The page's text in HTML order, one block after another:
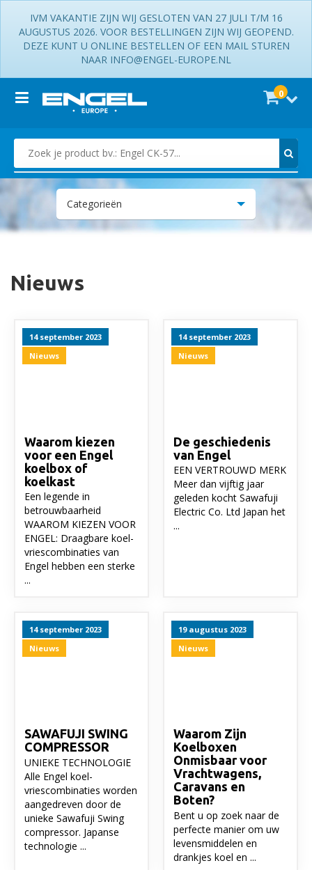
IVM VAKANTIE ZIJN WIJ GESLOTEN VAN 27 JULI T/M 16
AUGUSTUS 2026. VOOR BESTELLINGEN ZIJN WIJ GEOPEND.
DEZE KUNT U ONLINE BESTELLEN OF EEN MAIL STUREN
NAAR INFO@ENGEL-EUROPE.NL
0
Zoek je product bv.: Engel CK-57...
Categorieën
Accessoires
Koelkasten
Nieuws
Waarom kiezen
voor een Engel
koelbox of
koelkast
Een legende in
betrouwbaarheid
WAAROM KIEZEN VOOR
ENGEL: Draagbare koel-
vriescombinaties van
Engel hebben een sterke
...
14 september 2023
Nieuws
De geschiedenis
van Engel
EEN VERTROUWD MERK
Meer dan vijftig jaar
geleden kocht Sawafuji
Electric Co. Ltd Japan het
...
14 september 2023
Nieuws
SAWAFUJI SWING
COMPRESSOR
UNIEKE TECHNOLOGIE
Alle Engel koel-
vriescombinaties worden
aangedreven door de
unieke Sawafuji Swing
compressor. Japanse
technologie ...
14 september 2023
Nieuws
Waarom Zijn
Koelboxen
Onmisbaar voor
Vrachtwagens,
Caravans en
Boten?
Bent u op zoek naar de
perfecte manier om uw
levensmiddelen en
drankjes koel en ...
19 augustus 2023
Nieuws